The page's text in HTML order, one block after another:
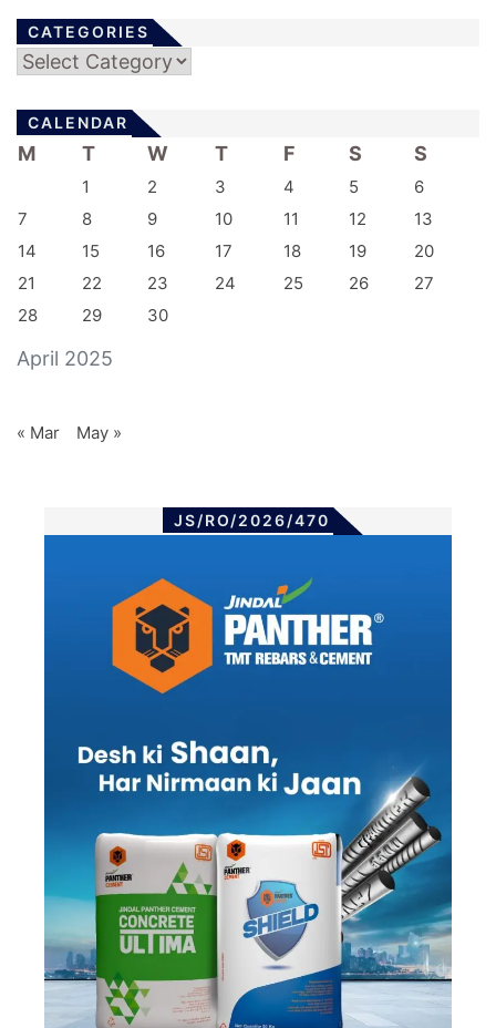
CATEGORIES
Categories
CALENDAR
April 2025
M T W T F S S
1 2 3 4 5
6
7
8 9 10 11 12
13
14
15 16 17 18 19
20
21
22 23 24 25 26
27
28
29 30
« Mar May »
JS/RO/2026/470